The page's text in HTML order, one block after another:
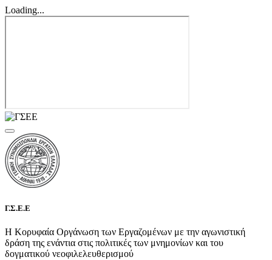
Loading...
Γ.Σ.Ε.Ε
Η Κορυφαία Οργάνωση των Εργαζομένων με την αγωνιστική
δράση της ενάντια στις πολιτικές των μνημονίων και του
δογματικού νεοφιλελευθερισμού